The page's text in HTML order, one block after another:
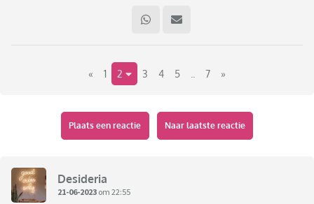
vakantie met vrienden, met ons op vakantie en doet
vrijwilligerswerk op een camping in het animatieteam. Om
stress te voorkomen wil zij nu al haar schoolspullen
aanschaffen (regio midden, dus de toetsweek al voorbij en
naar uit ziet over naar 6vwo, en is 17 jaar.
Wij hebben de afspraak dat de kinderen online hun
'winkelmandje' wat ze nodig hebben. Vervolgens laten ze
het winkelmandje aan ons zien, en rekenen wij het af. Nu
« 1 2 3 4 5 7 »
Plaats een reactie Naar laatste reactie
Desideria
21-06-2023 om 22:55